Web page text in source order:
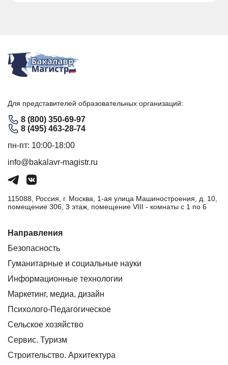
Для представителей образовательных организаций:
8 (800) 350-69-97
8 (495) 463-28-74
пн-пт: 10:00-18:00
info@bakalavr-magistr.ru
115088, Россия, г. Москва, 1-ая улица Машиностроения, д. 10,
помещение 306, 3 этаж, помещение VIII - комнаты с 1 по 6
Направления
Безопасность
Гуманитарные и социальные науки
Информационные технологии
Маркетинг, медиа, дизайн
Психолого-Педагогическое
Сельское хозяйство
Сервис. Туризм
Строительство. Архитектура